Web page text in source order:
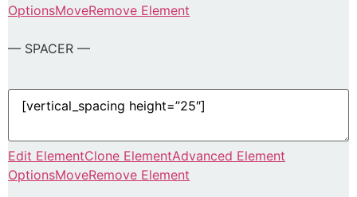
OptionsMoveRemove Element
— SPACER —
Edit ElementClone ElementAdvanced Element
OptionsMoveRemove Element